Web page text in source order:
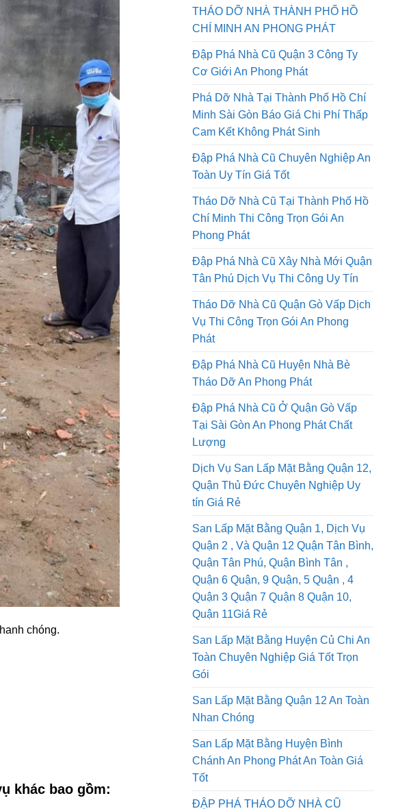
chóng.
khác bao gồm:
THÁO DỠ NHÀ THÀNH PHỐ HỒ
CHÍ MINH AN PHONG PHÁT
Đập Phá Nhà Cũ Quận 3 Công Ty
Cơ Giới An Phong Phát
Phá Dỡ Nhà Tại Thành Phố Hồ Chí
Minh Sài Gòn Báo Giá Chi Phí Thấp
Cam Kết Không Phát Sinh
Đập Phá Nhà Cũ Chuyên Nghiệp An
Toàn Uy Tín Giá Tốt
Tháo Dỡ Nhà Cũ Tại Thành Phố Hồ
Chí Minh Thi Công Trọn Gói An
Phong Phát
Đập Phá Nhà Cũ Xây Nhà Mới Quận
Tân Phú Dịch Vụ Thi Công Uy Tín
Tháo Dỡ Nhà Cũ Quận Gò Vấp Dịch
Vụ Thi Công Trọn Gói An Phong
Phát
Đập Phá Nhà Cũ Huyện Nhà Bè
Tháo Dỡ An Phong Phát
Đập Phá Nhà Cũ Ở Quận Gò Vấp
Tại Sài Gòn An Phong Phát Chất
Lượng
Dịch Vụ San Lấp Mặt Bằng Quận 12,
Quận Thủ Đức Chuyên Nghiệp Uy
tín Giá Rẻ
San Lấp Mặt Bằng Quận 1, Dịch Vụ
Quận 2 , Và Quận 12 Quận Tân Bình,
Quận Tân Phú, Quận Bình Tân ,
Quận 6 Quận, 9 Quận, 5 Quận , 4
Quận 3 Quận 7 Quận 8 Quận 10,
Quận 11Giá Rẻ
San Lấp Mặt Bằng Huyện Củ Chi An
Toàn Chuyên Nghiệp Giá Tốt Trọn
Gói
San Lấp Mặt Bằng Quận 12 An Toàn
Nhan Chóng
San Lấp Mặt Bằng Huyện Bình
Chánh An Phong Phát An Toàn Giá
Tốt
ĐẬP PHÁ THÁO DỠ NHÀ CŨ